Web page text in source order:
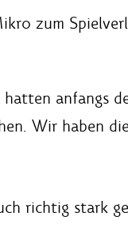
zum
anfangs
Wir haben
richtig stark